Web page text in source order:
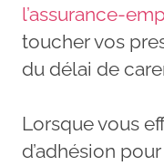
l’assurance-
toucher vos
du délai de
Lorsque vous
d’adhésion